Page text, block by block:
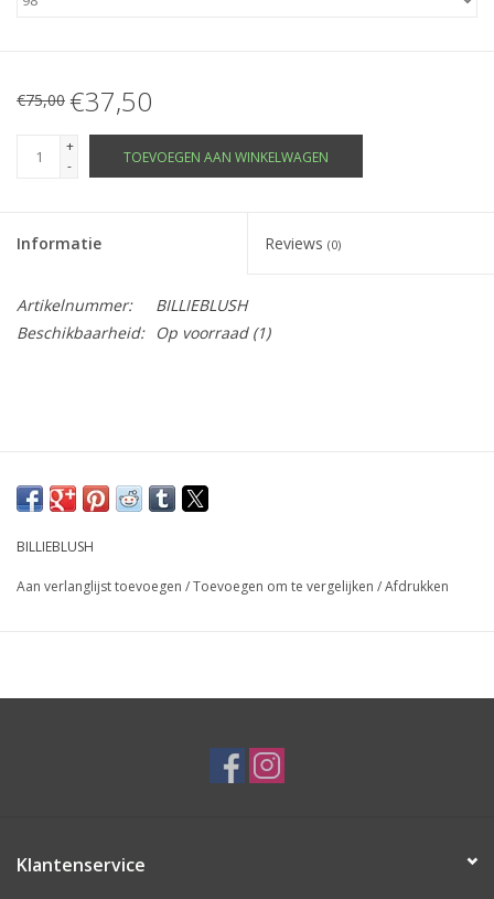
€75,00 €37,50
+
-
TOEVOEGEN AAN WINKELWAGEN
Informatie Reviews (0)
Artikelnummer:
BILLIEBLUSH
Beschikbaarheid:
Op voorraad(1)
BILLIEBLUSH
Aan verlanglijst toevoegen /Toevoegen om te vergelijken /Afdrukken
Klantenservice